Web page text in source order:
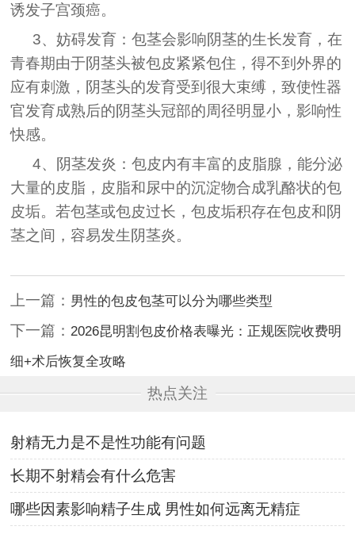
诱发子宫颈癌。
3、妨碍发育：包茎会影响阴茎的生长发育，在
青春期由于阴茎头被包皮紧紧包住，得不到外界的
应有刺激，阴茎头的发育受到很大束缚，致使性器
官发育成熟后的阴茎头冠部的周径明显小，影响性
快感。
4、阴茎发炎：包皮内有丰富的皮脂腺，能分泌
大量的皮脂，皮脂和尿中的沉淀物合成乳酪状的包
皮垢。若包茎或包皮过长，包皮垢积存在包皮和阴
茎之间，容易发生阴茎炎。
上一篇： 男性的包皮包茎可以分为哪些类型
下一篇： 2026昆明割包皮价格表曝光：正规医院收费明
细+术后恢复全攻略
热点关注
射精无力是不是性功能有问题
长期不射精会有什么危害
哪些因素影响精子生成 男性如何远离无精症